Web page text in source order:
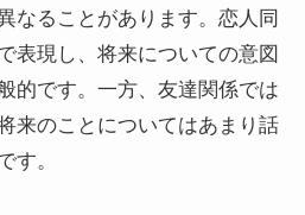
なることがあります。恋人同
表現し、将来についての意図
的です。一方、友達関係では
来のことについてはあまり話
す。